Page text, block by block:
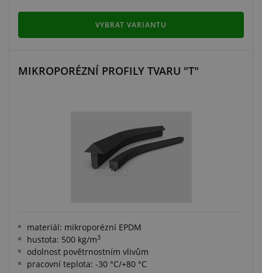
VYBRAT VARIANTU
MIKROPORÉZNÍ PROFILY TVARU "T"
materiál: mikroporézní EPDM
hustota: 500 kg/m3
odolnost povětrnostním vlivům
pracovní teplota: -30 °C/+80 °C